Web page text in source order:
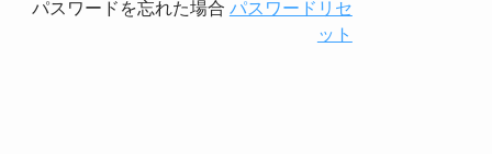
パスワードを忘れた場合 パスワードリセ
ット